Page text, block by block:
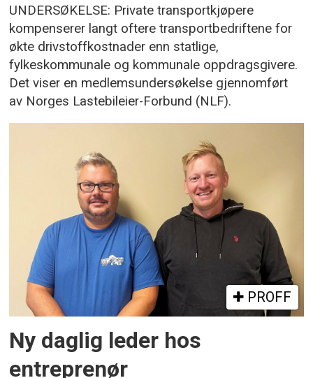
UNDERSØKELSE: Private transportkjøpere
kompenserer langt oftere transportbedriftene for
økte drivstoffkostnader enn statlige,
fylkeskommunale og kommunale oppdragsgivere.
Det viser en medlemsundersøkelse gjennomført
av Norges Lastebileier-Forbund (NLF).
PROFF
Ny daglig leder hos
entreprenør